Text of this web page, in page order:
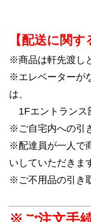
【配送に関
※商品は軒先渡し
※エレベーターが
は、
1Fエントランス
※ご自宅内への引
※配達員が一人で
いしていただきま
※ご不用品の引き